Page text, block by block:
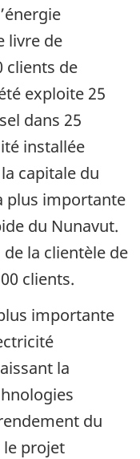
livre de
clients de
exploite 25
dans 25
installée
capitale du
plus importante
du Nunavut.
de la clientèle de
clients.
importante
la
du
le projet